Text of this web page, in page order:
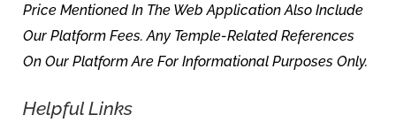
Price Mentioned In The Web Application Also Include
Our Platform Fees. Any Temple-Related References
On Our Platform Are For Informational Purposes Only.
Helpful Links